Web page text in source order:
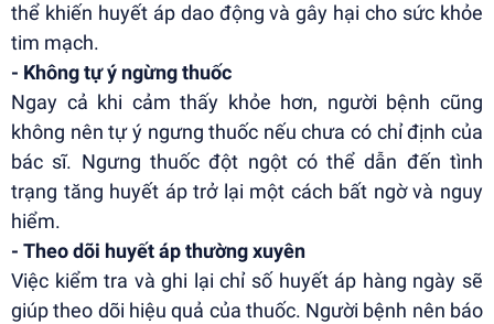
thể khiến huyết áp dao động và gây hại cho sức khỏe
tim mạch.
- Không tự ý ngừng thuốc
Ngay cả khi cảm thấy khỏe hơn, người bệnh cũng
không nên tự ý ngưng thuốc nếu chưa có chỉ định của
bác sĩ. Ngưng thuốc đột ngột có thể dẫn đến tình
trạng tăng huyết áp trở lại một cách bất ngờ và nguy
hiểm.
- Theo dõi huyết áp thường xuyên
Việc kiểm tra và ghi lại chỉ số huyết áp hàng ngày sẽ
giúp theo dõi hiệu quả của thuốc. Người bệnh nên báo